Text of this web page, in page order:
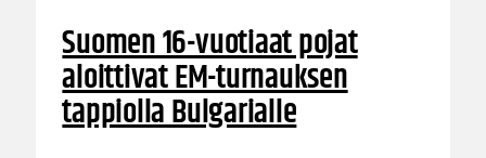
Suomen 16-vuotiaat pojat
aloittivat EM-turnauksen
tappiolla Bulgarialle